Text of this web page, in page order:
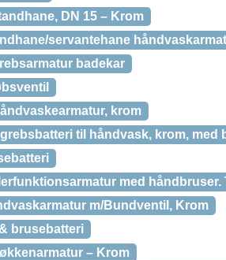
DN 15 – Krom
servantehane
badekar
krom
til håndvask, krom, med
med håndbruser.
m/Bundventil, Krom
brusebatteri
– Krom